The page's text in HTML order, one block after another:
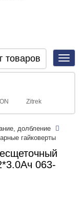
товаров
Zitrek
долбление
гайковерты
063-